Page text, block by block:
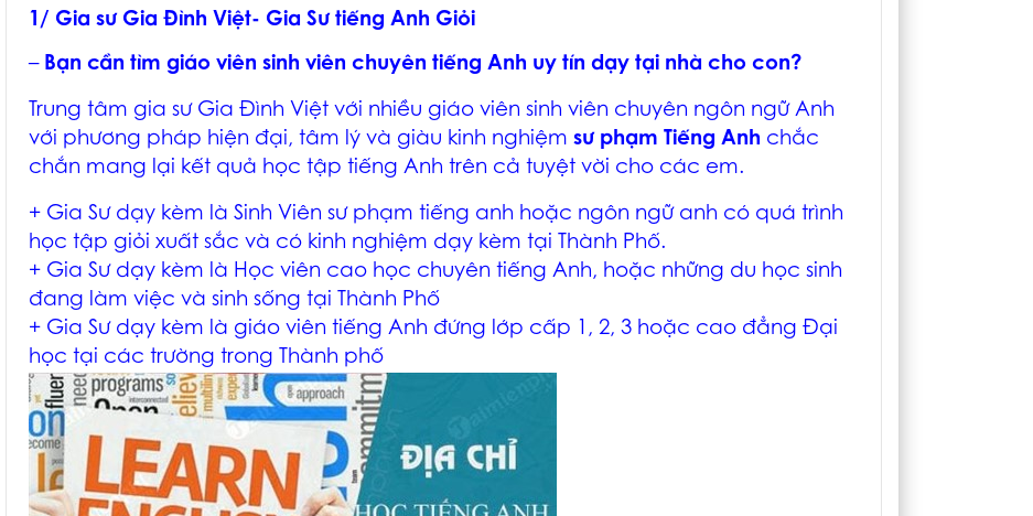
1/ Gia sư Gia Đình Việt- Gia Sư tiếng Anh Giỏi
– Bạn cần tìm giáo viên sinh viên chuyên tiếng Anh uy tín dạy tại nhà cho con?
Trung tâm gia sư Gia Đình Việt với nhiều giáo viên sinh viên chuyên ngôn ngữ Anh
với phương pháp hiện đại, tâm lý và giàu kinh nghiệm sư phạm Tiếng Anh chắc
chắn mang lại kết quả học tập tiếng Anh trên cả tuyệt vời cho các em.
+ Gia Sư dạy kèm là Sinh Viên sư phạm tiếng anh hoặc ngôn ngữ anh có quá trình
học tập giỏi xuất sắc và có kinh nghiệm dạy kèm tại Thành Phố.
+ Gia Sư dạy kèm là Học viên cao học chuyên tiếng Anh, hoặc những du học sinh
đang làm việc và sinh sống tại Thành Phố
+ Gia Sư dạy kèm là giáo viên tiếng Anh đứng lớp cấp 1, 2, 3 hoặc cao đẳng Đại
học tại các trường trong Thành phố